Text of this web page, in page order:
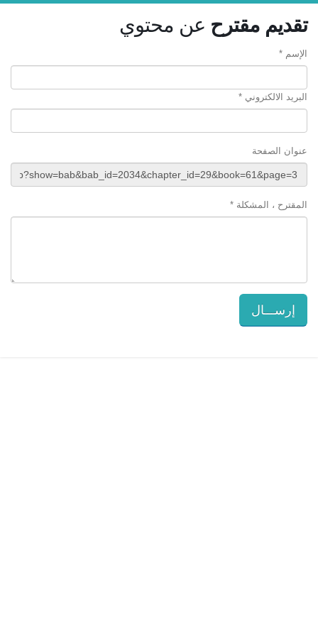
تقديم مقترح عن محتوي
الإسم *
البريد الالكتروني *
عنوان الصفحة
المقترح ، المشكلة *